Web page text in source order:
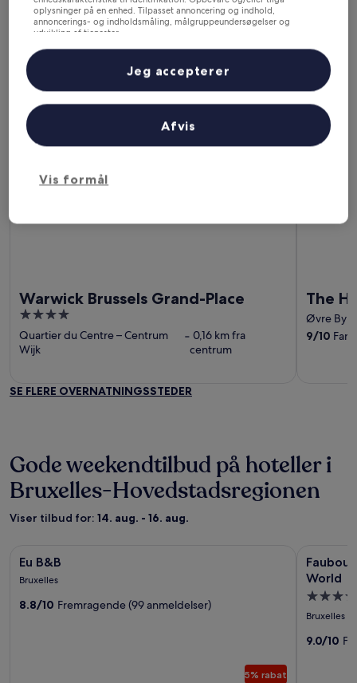
Her kan du overnatte i
Bruxelles-
Hovedstadsregionen
Mest populære hoteller i Bruxelles
(og omegn)
Warwick Brussels Grand-Place
4
out
of
Quartier du Centre – Centrum
Wijk
‐ 0,16 km fra
centrum
The
Øvre By
9/10
SE FLERE OVERNATNINGSSTEDER
Gode weekendtilbud på hoteller i
Bruxelles-Hovedstadsregionen
Viser tilbud for: 14. aug. - 16. aug.
Billedgalleri
for
B&B
Eu B&B
Bruxelles
8.8/10 Fremragende (99 anmeldelser)
5% rabat
for
21
The
World
5.0
stjernet
Bruxelles
9.0/10
oplysninger på en enhed. Tilpasset annoncering og indhold,
annoncerings- og indholdsmåling, målgruppeundersøgelser og
udvikling af tjenester.
Liste over partnere (leverandører)
Vis formål
Afvis
Jeg accepterer